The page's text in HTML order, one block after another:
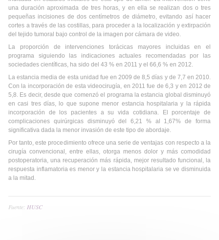
una duración aproximada de tres horas, y en ella se realizan dos o tres
pequeñas incisiones de dos centímetros de diámetro, evitando así hacer
cortes a través de las costillas, para proceder a la localización y extirpación
del tejido tumoral bajo control de la imagen por cámara de video.
La proporción de intervenciones torácicas mayores incluidas en el
programa siguiendo las indicaciones actuales recomendadas por las
sociedades científicas, ha sido del 43 % en 2011 y el 66,6 % en 2012.
La estancia media de esta unidad fue en 2009 de 8,5 días y de 7,7 en 2010.
Con la incorporación de esta videocirugía, en 2011 fue de 6,3 y en 2012 de
5,8. Es decir, desde que comenzó el programa la estancia global disminuyó
en casi tres días, lo que supone menor estancia hospitalaria y la rápida
incorporación de los pacientes a su vida cotidiana. El porcentaje de
complicaciones quirúrgicas disminuyó del 6,21 % al 1,67% de forma
significativa dada la menor invasión de este tipo de abordaje.
Por tanto, este procedimiento ofrece una serie de ventajas con respecto a la
cirugía convencional, entre ellas, otorga menos dolor y más comodidad
postoperatoria, una recuperación más rápida, mejor resultado funcional, la
respuesta inflamatoria es menor y la estancia hospitalaria se ve disminuida
a la mitad.
Fuente: HUSC